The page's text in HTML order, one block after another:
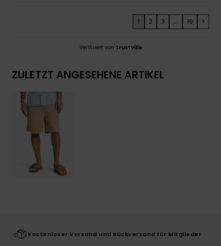
1 2 3 ... 19 >
Verifiziert von TrustVille
ZULETZT ANGESEHENE ARTIKEL
Kostenloser Versand und Rückversand für Mitglieder